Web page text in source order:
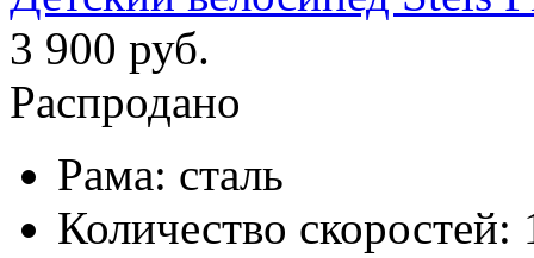
3 900 руб.
Распродано
Рама: сталь
Количество скоростей: